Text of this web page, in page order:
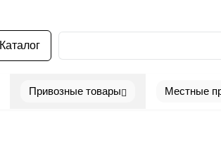
Каталог
Привозные товары Местные